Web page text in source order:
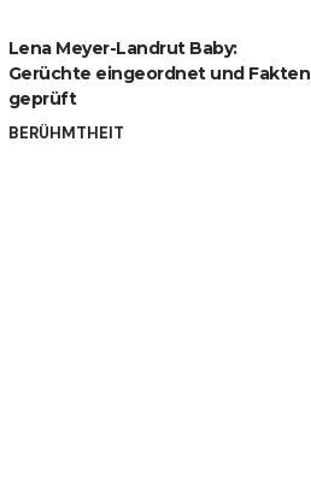
Lena Meyer-Landrut Baby:
Gerüchte eingeordnet und Fakten
geprüft
BERÜHMTHEIT